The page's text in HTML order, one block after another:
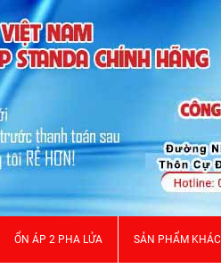
ỔN ÁP 2 PHA LỬA SẢN PHẨM KHÁC